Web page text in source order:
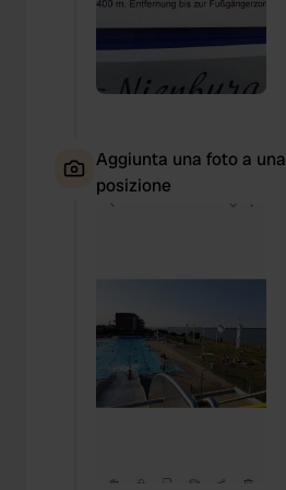
Aggiunta una foto a una
posizione